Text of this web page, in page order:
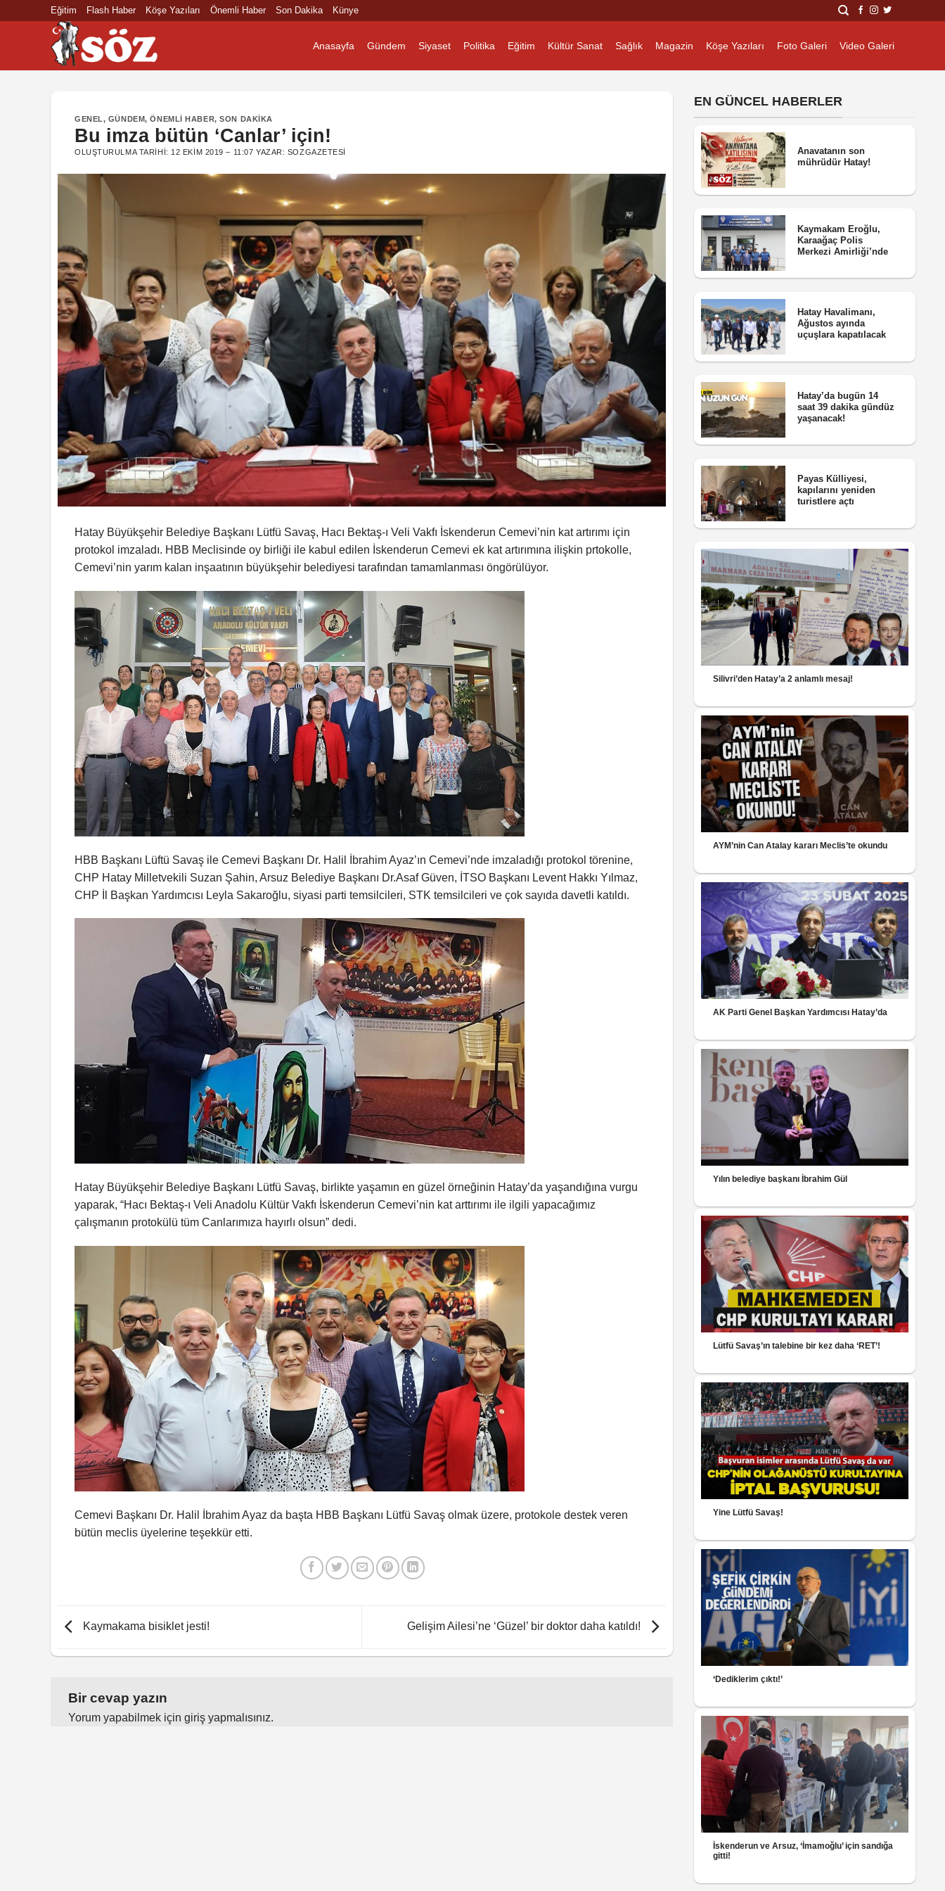
Eğitim Flash Haber Köşe Yazıları Önemli Haber Son Dakika Künye
Anasayfa Gündem Siyaset Politika Eğitim Kültür Sanat Sağlık Magazin Köşe Yazıları Foto Galeri Video Galeri
GENEL, GÜNDEM,ÖNEMLI HABER,SON DAKIKA
Bu imza bütün ‘Canlar’ için!
OLUŞTURULMA TARIHI: 12 EKIM 2019 – 11:07 YAZAR: SOZGAZETESI
Hatay Büyükşehir Belediye Başkanı Lütfü Savaş, Hacı Bektaş-ı Veli Vakfı İskenderun Cemevi’nin kat artırımı için
protokol imzaladı. HBB Meclisinde oy birliği ile kabul edilen İskenderun Cemevi ek kat artırımına ilişkin prtokolle,
Cemevi’nin yarım kalan inşaatının büyükşehir belediyesi tarafından tamamlanması öngörülüyor.
HBB Başkanı Lüftü Savaş ile Cemevi Başkanı Dr. Halil İbrahim Ayaz’ın Cemevi’nde imzaladığı protokol törenine,
CHP Hatay Milletvekili Suzan Şahin, Arsuz Belediye Başkanı Dr.Asaf Güven, İTSO Başkanı Levent Hakkı Yılmaz,
CHP İl Başkan Yardımcısı Leyla Sakaroğlu, siyasi parti temsilcileri, STK temsilcileri ve çok sayıda davetli katıldı.
Hatay Büyükşehir Belediye Başkanı Lütfü Savaş, birlikte yaşamın en güzel örneğinin Hatay’da yaşandığına vurgu
yaparak, “Hacı Bektaş-ı Veli Anadolu Kültür Vakfı İskenderun Cemevi’nin kat arttırımı ile ilgili yapacağımız
çalışmanın protokülü tüm Canlarımıza hayırlı olsun” dedi.
Cemevi Başkanı Dr. Halil İbrahim Ayaz da başta HBB Başkanı Lütfü Savaş olmak üzere, protokole destek veren
bütün meclis üyelerine teşekkür etti.
Kaymakama bisiklet jesti! Gelişim Ailesi’ne ‘Güzel’ bir doktor daha katıldı!
Bir cevap yazın
Yorum yapabilmek için giriş yapmalısınız.
EN GÜNCEL HABERLER
Anavatanın son
mührüdür Hatay!
Kaymakam Eroğlu,
Karaağaç Polis
Merkezi Amirliği’nde
Hatay Havalimanı,
Ağustos ayında
uçuşlara kapatılacak
Hatay’da bugün 14
saat 39 dakika gündüz
yaşanacak!
Payas Külliyesi,
kapılarını yeniden
turistlere açtı
Silivri’den Hatay’a 2 anlamlı mesaj!
AYM’nin Can Atalay kararı Meclis’te okundu
AK Parti Genel Başkan Yardımcısı Hatay’da
Yılın belediye başkanı İbrahim Gül
Lütfü Savaş’ın talebine bir kez daha ‘RET’!
Yine Lütfü Savaş!
‘Dediklerim çıktı!’
İskenderun ve Arsuz, ‘İmamoğlu’ için sandığa
gitti!